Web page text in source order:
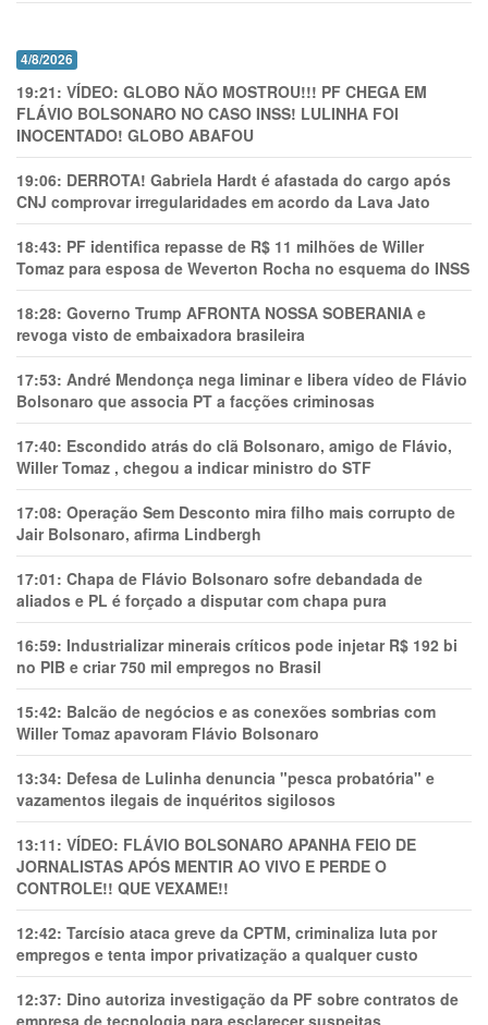
4/8/2026
19:21: VÍDEO: GLOBO NÃO MOSTROU!!! PF CHEGA EM
FLÁVIO BOLSONARO NO CASO INSS! LULINHA FOI
INOCENTADO! GLOBO ABAFOU
19:06: DERROTA! Gabriela Hardt é afastada do cargo após
CNJ comprovar irregularidades em acordo da Lava Jato
18:43: PF identifica repasse de R$ 11 milhões de Willer
Tomaz para esposa de Weverton Rocha no esquema do INSS
18:28: Governo Trump AFRONTA NOSSA SOBERANIA e
revoga visto de embaixadora brasileira
17:53: André Mendonça nega liminar e libera vídeo de Flávio
Bolsonaro que associa PT a facções criminosas
17:40: Escondido atrás do clã Bolsonaro, amigo de Flávio,
Willer Tomaz , chegou a indicar ministro do STF
17:08: Operação Sem Desconto mira filho mais corrupto de
Jair Bolsonaro, afirma Lindbergh
17:01: Chapa de Flávio Bolsonaro sofre debandada de
aliados e PL é forçado a disputar com chapa pura
16:59: Industrializar minerais críticos pode injetar R$ 192 bi
no PIB e criar 750 mil empregos no Brasil
15:42: Balcão de negócios e as conexões sombrias com
Willer Tomaz apavoram Flávio Bolsonaro
13:34: Defesa de Lulinha denuncia "pesca probatória" e
vazamentos ilegais de inquéritos sigilosos
13:11: VÍDEO: FLÁVIO BOLSONARO APANHA FEIO DE
JORNALISTAS APÓS MENTIR AO VIVO E PERDE O
CONTROLE!! QUE VEXAME!!
12:42: Tarcísio ataca greve da CPTM, criminaliza luta por
empregos e tenta impor privatização a qualquer custo
12:37: Dino autoriza investigação da PF sobre contratos de
empresa de tecnologia para esclarecer suspeitas